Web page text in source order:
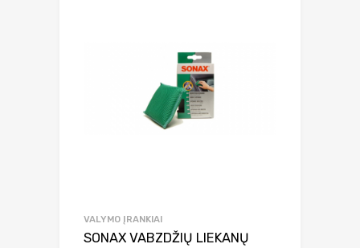
VALYMO ĮRANKIAI
SONAX VABZDŽIŲ LIEKANŲ